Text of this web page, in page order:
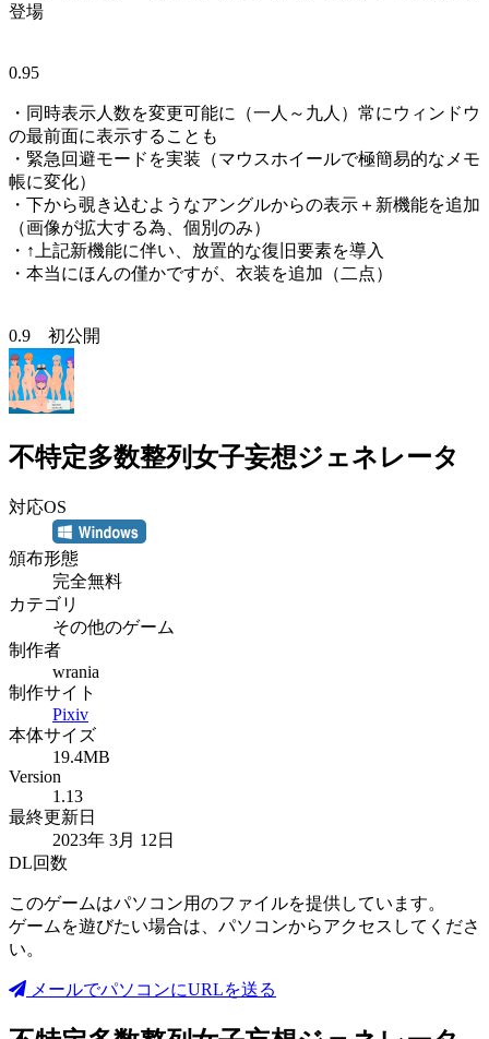
登場
0.95
・同時表示人数を変更可能に（一人～九人）常にウィンドウ
の最前面に表示することも
・緊急回避モードを実装（マウスホイールで極簡易的なメモ
帳に変化）
・下から覗き込むようなアングルからの表示＋新機能を追加
（画像が拡大する為、個別のみ）
・↑上記新機能に伴い、放置的な復旧要素を導入
・本当にほんの僅かですが、衣装を追加（二点）
0.9 初公開
不特定多数整列女子妄想ジェネレータ
対応OS
頒布形態
完全無料
カテゴリ
その他のゲーム
制作者
wrania
制作サイト
Pixiv
本体サイズ
19.4MB
Version
1.13
最終更新日
2023年 3月 12日
DL回数
このゲームはパソコン用のファイルを提供しています。
ゲームを遊びたい場合は、パソコンからアクセスしてくださ
い。
メールでパソコンにURLを送る